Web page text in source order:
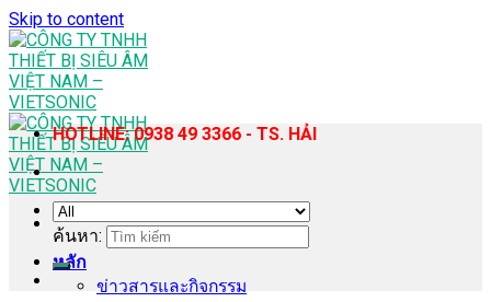
Skip to content
หลัก
ข่าวสารและกิจกรรม
HOTLINE: 0938 49 3366 - TS. HẢI
ค้นหา: